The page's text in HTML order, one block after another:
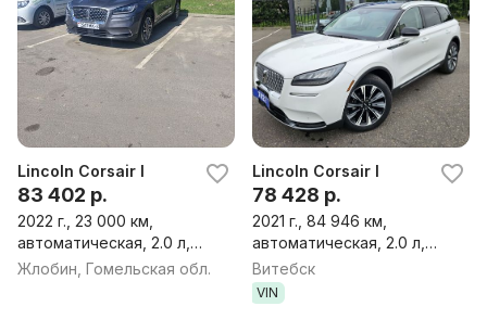
Lincoln Corsair I
83 402 р.
2022 г., 23 000 км,
автоматическая, 2.0 л,
бензин, внедорожник
Жлобин, Гомельская обл.
Lincoln Corsair I
78 428 р.
2021 г., 84 946 км,
автоматическая, 2.0 л,
бензин, внедорожник
Витебск
VIN